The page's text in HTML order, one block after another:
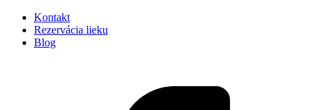
Kontakt
Rezervácia lieku
Blog